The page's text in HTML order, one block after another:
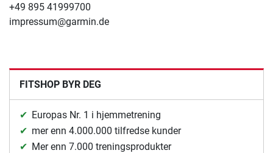
+49 895 41999700
impressum@garmin.de
FITSHOP BYR DEG
Europas Nr. 1 i hjemmetrening
mer enn 4.000.000 tilfredse kunder
Mer enn 7.000 treningsprodukter